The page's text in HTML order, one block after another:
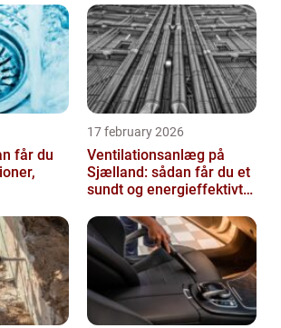
17 february 2026
Ventilationsanlæg på
Sjælland: sådan får du et
sundt og energieffektivt